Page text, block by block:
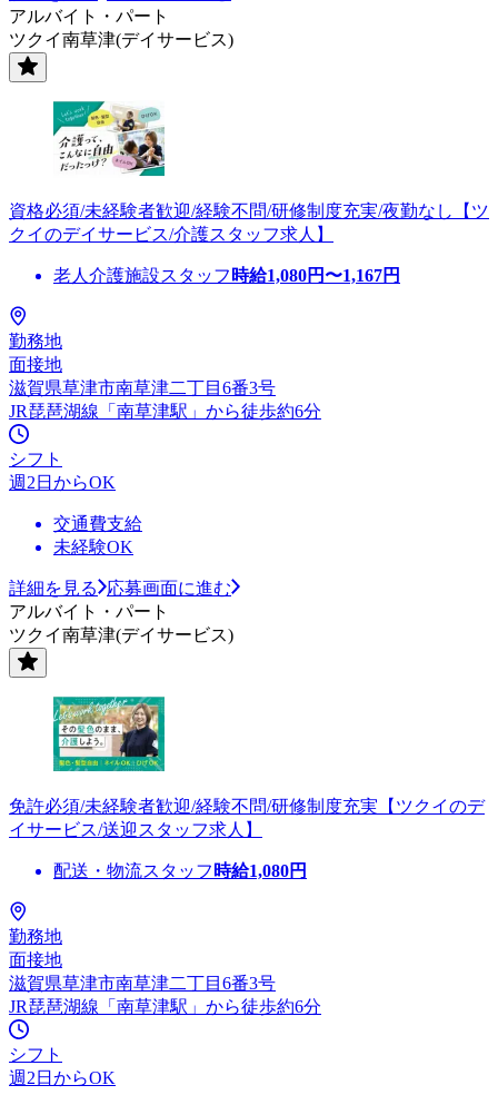
アルバイト・パート
ツクイ南草津(デイサービス)
資格必須/未経験者歓迎/経験不問/研修制度充実/夜勤なし【ツ
クイのデイサービス/介護スタッフ求人】
老人介護施設スタッフ 時給1,080円〜1,167円
勤務地
面接地
滋賀県草津市南草津二丁目6番3号
JR琵琶湖線「南草津駅」から徒歩約6分
シフト
週2日からOK
交通費支給
未経験OK
詳細を見る
応募画面に進む
アルバイト・パート
ツクイ南草津(デイサービス)
免許必須/未経験者歓迎/経験不問/研修制度充実【ツクイのデ
イサービス/送迎スタッフ求人】
配送・物流スタッフ 時給1,080円
勤務地
面接地
滋賀県草津市南草津二丁目6番3号
JR琵琶湖線「南草津駅」から徒歩約6分
シフト
週2日からOK